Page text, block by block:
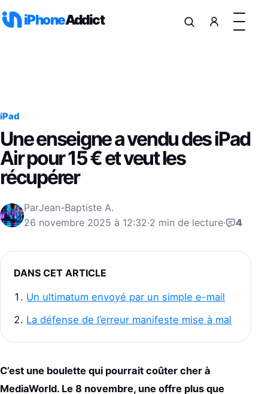
iPhoneAddict
iPad
Une enseigne a vendu des iPad
Air pour 15 € et veut les
récupérer
ParJean-Baptiste A.
26 novembre 2025 à 12:32·2 min de lecture· 4
DANS CET ARTICLE
Un ultimatum envoyé par un simple e-mail
La défense de l’erreur manifeste mise à mal
C’est une boulette qui pourrait coûter cher à
MediaWorld. Le 8 novembre, une offre plus que